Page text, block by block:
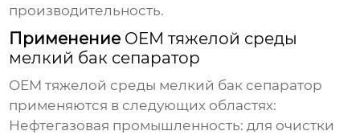
производительность.
Применение OEM тяжелой среды
мелкий бак сепаратор
OEM тяжелой среды мелкий бак сепаратор
применяются в следующих областях:
Нефтегазовая промышленность: для очистки